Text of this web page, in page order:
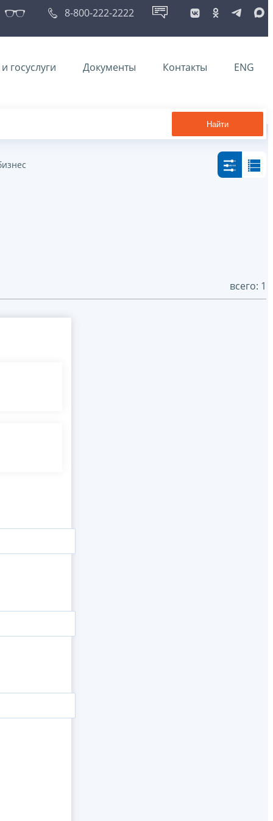
8-800-222-2222
госуслуги Документы Контакты ENG
Найти
всего: 1